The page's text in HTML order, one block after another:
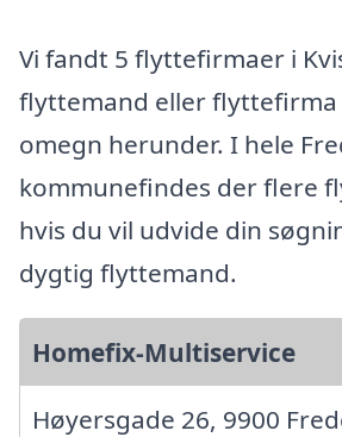
Vi fandt 5 flyttefirmaer i
flyttemand eller flyttefirma
omegn herunder. I hele
kommunefindes der flere
hvis du vil udvide din
dygtig flyttemand.
Homefix-Multiservice
Høyersgade 26, 9900